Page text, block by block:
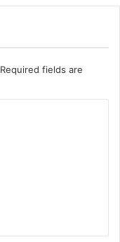
Required fields are